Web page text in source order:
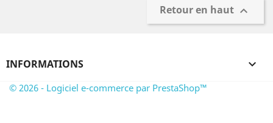
Retour en haut 
INFORMATIONS 
© 2026 - Logiciel e-commerce par PrestaShop™